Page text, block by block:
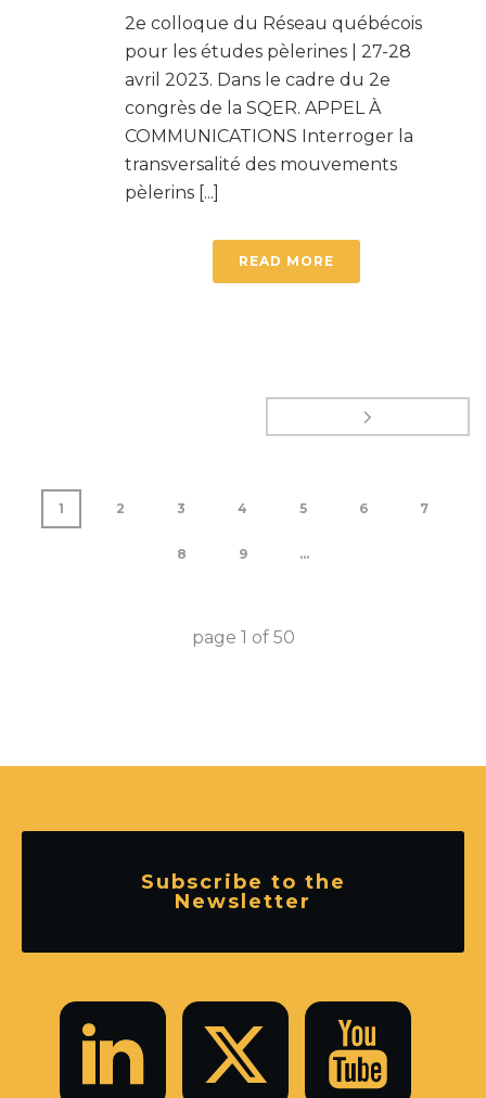
2e colloque du Réseau québécois
pour les études pèlerines | 27-28
avril 2023. Dans le cadre du 2e
congrès de la SQER. APPEL À
COMMUNICATIONS Interroger la
transversalité des mouvements
pèlerins [...]
READ MORE
1 2 3 4 5 6 7
8 9 ...
page 1 of 50
Subscribe to the
Newsletter